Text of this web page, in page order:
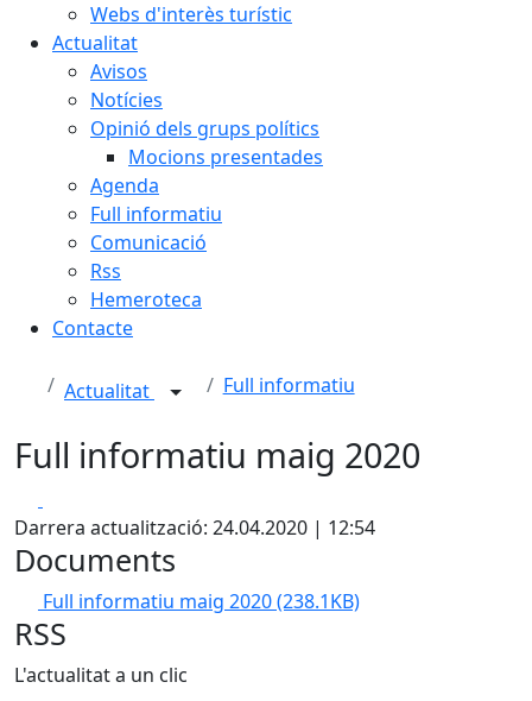
Webs d'interès turístic
Actualitat
Avisos
Notícies
Opinió dels grups polítics
Mocions presentades
Agenda
Full informatiu
Comunicació
Rss
Hemeroteca
Contacte
Actualitat Full informatiu
Full informatiu maig 2020
Darrera actualització: 24.04.2020 | 12:54
Documents
Full informatiu maig 2020(238.1KB)
RSS
L'actualitat a un clic